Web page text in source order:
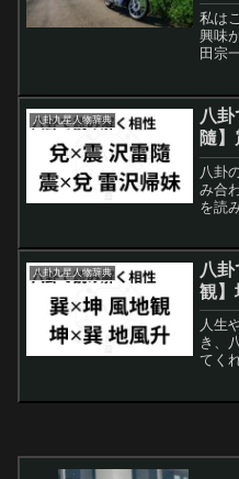
私は
興味
田宗
を乗
が、
八卦九星人物辞典
八
隨
八卦
み合
を読
一方
断力
八卦九星人物辞典
八
観】
人生
き、
てく